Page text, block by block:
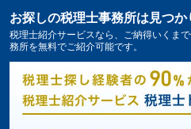
福井市で経理・決算対策を
の一覧9件掲載中
お探しの税理士事務所は見つか
税理士紹介サービスなら、ご納得いくま
務所を無料でご紹介可能です。